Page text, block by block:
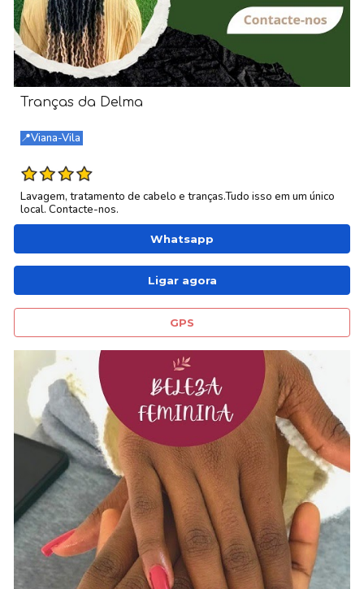
Tranças da Delma
📍Viana-Vila
Lavagem, tratamento de cabelo e tranças.Tudo isso em um único
local. Contacte-nos.
Whatsapp
Ligar agora
GPS